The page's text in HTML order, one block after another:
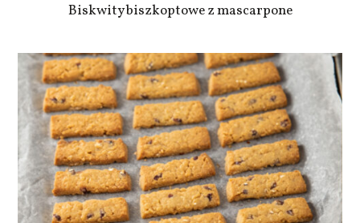
Biskwity biszkoptowe z mascarpone